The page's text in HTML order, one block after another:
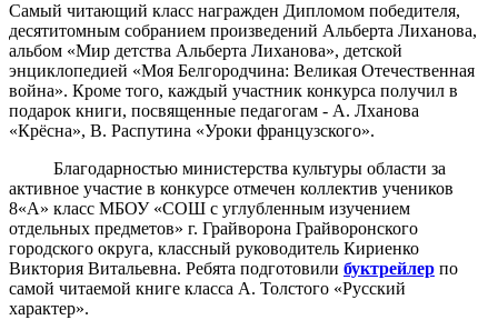
Самый читающий класс награжден Дипломом победителя,
десятитомным собранием произведений Альберта Лиханова,
альбом «Мир детства Альберта Лиханова», детской
энциклопедией «Моя Белгородчина: Великая Отечественная
война». Кроме того, каждый участник конкурса получил в
подарок книги, посвященные педагогам - А. Лханова
«Крёсна», В. Распутина «Уроки французского».
Благодарностью министерства культуры области за
активное участие в конкурсе отмечен коллектив учеников
8«А» класс МБОУ «СОШ с углубленным изучением
отдельных предметов» г. Грайворона Грайворонского
городского округа, классный руководитель Кириенко
Виктория Витальевна. Ребята подготовили буктрейлер по
самой читаемой книге класса А. Толстого «Русский
характер».